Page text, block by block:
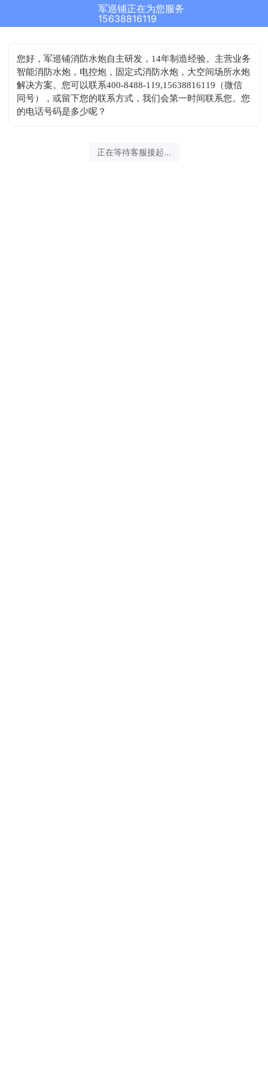
军巡铺正在为您服务
15638816119
您好，军巡铺消防水炮自主研发，14年制造经验。主营业务
智能消防水炮，电控炮，固定式消防水炮，大空间场所水炮
解决方案。您可以联系400-8488-119,15638816119（微信
同号），或留下您的联系方式，我们会第一时间联系您。您
的电话号码是多少呢？
正在等待客服接起...